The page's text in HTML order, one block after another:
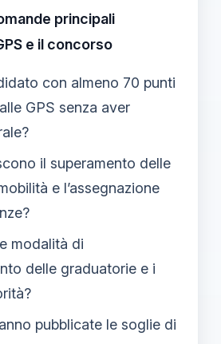
principali
e il concorso
con almeno 70 punti
GPS senza aver
il superamento delle
e l’assegnazione
modalità di
delle graduatorie e i
pubblicate le soglie di